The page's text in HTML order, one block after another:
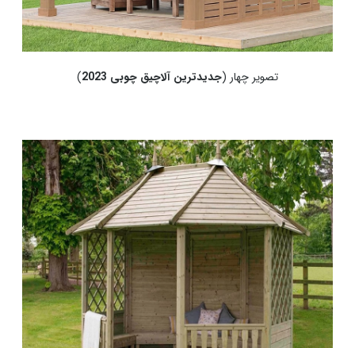
تصویر چهار ( جدیدترین آلاچیق چوبی 2023 )